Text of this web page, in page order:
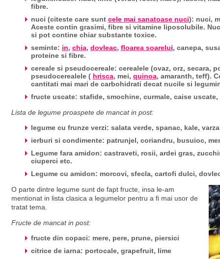
fibre.
nuci (citeste care sunt cele mai sanatoase nuci): nuci,
Aceste contin grasimi, fibre si vitamine liposolubile.
si pot contine chiar substante toxice.
seminte: in, chia, dovleac, floarea soarelui, canepa,
proteine si fibre.
cereale si pseudocereale: cerealele (ovaz, orz, secara,
pseudocerealele ( hrisca, mei, quinoa, amaranth, teff).
cantitati mai mari de carbohidrati decat nucile si
fructe uscate: stafide, smochine, curmale, caise uscate,
Lista de legume proaspete de mancat in post:
legume cu frunze verzi: salata verde, spanac, kale,
ierburi si condimente: patrunjel, coriandru, busuioc,
Legume fara amidon: castraveti, rosii, ardei gras,
ciuperci etc.
Legume cu amidon: morcovi, sfecla, cartofi dulci,
O parte dintre legume sunt de fapt fructe, insa le-am
mentionat in lista clasica a legumelor pentru a fi mai usor de
tratat tema.
Fructe de mancat in post:
fructe din copaci: mere, pere, prune, piersici
citrice de iarna: portocale, grapefruit, lime